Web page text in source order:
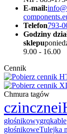
E-mail:
Telefon793-
Godziny
sklepu
9.00 - 16.00
Cennik
Chmura tagów
czincznei
głośnikowygrqkable
głośnikoweTulejka